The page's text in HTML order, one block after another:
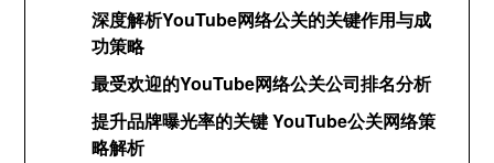
深度解析YouTube网络公关的关键作用与成
功策略
最受欢迎的YouTube网络公关公司排名分析
提升品牌曝光率的关键 YouTube公关网络策
略解析